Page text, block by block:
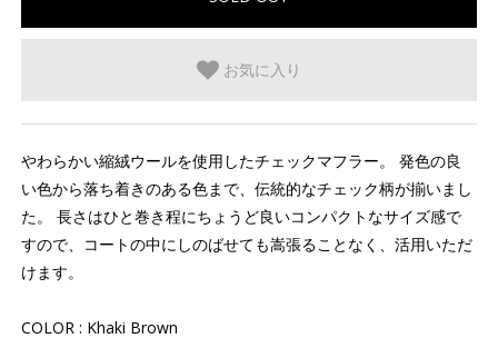
お気に入り
やわらかい縮絨ウールを使用したチェックマフラー。 発色の良
い色から落ち着きのある色まで、伝統的なチェック柄が揃いまし
た。 長さはひと巻き程にちょうど良いコンパクトなサイズ感で
すので、コートの中にしのばせても嵩張ることなく、活用いただ
けます。
COLOR : Khaki Brown